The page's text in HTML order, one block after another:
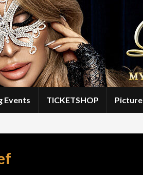
Events TICKETSHOP